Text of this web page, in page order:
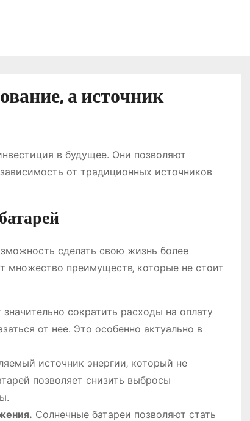
а источник
в будущее. Они позволяют
от традиционных источников
сделать свою жизнь более
множество преимуществ‚ которые не стоит
сократить расходы на оплату
от нее. Это особенно актуально в
источник энергии‚ который не
позволяет снизить выбросы
Солнечные батареи позволяют стать